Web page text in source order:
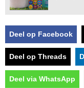
Deel op Facebook
Deel op Threads
Deel via WhatsApp